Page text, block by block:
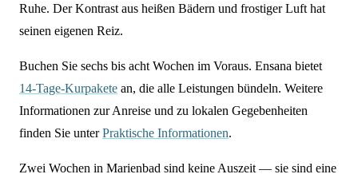
Ruhe. Der Kontrast aus heißen Bädern und frostiger Luft hat
seinen eigenen Reiz.
Buchen Sie sechs bis acht Wochen im Voraus. Ensana bietet
14-Tage-Kurpakete an, die alle Leistungen bündeln. Weitere
Informationen zur Anreise und zu lokalen Gegebenheiten
finden Sie unterPraktische Informationen.
Zwei Wochen in Marienbad sind keine Auszeit — sie sind eine